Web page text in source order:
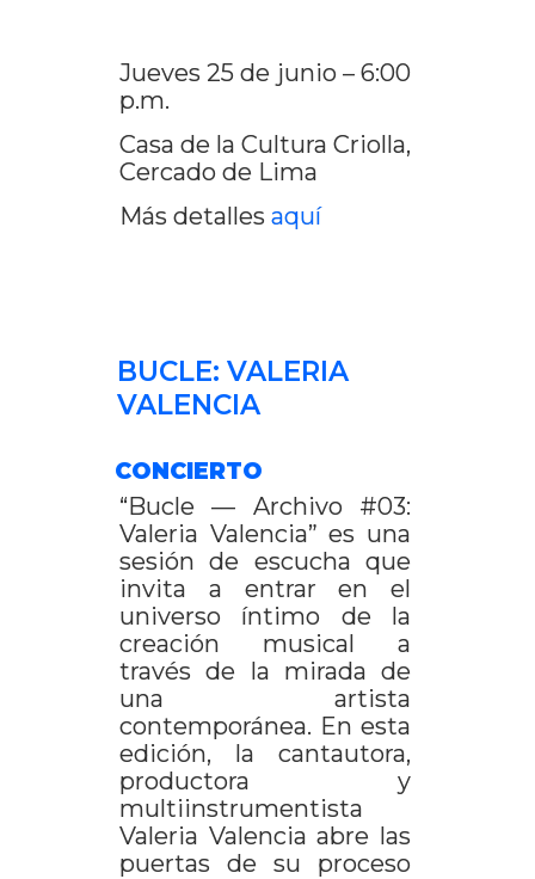
Jueves 25 de junio – 6:00
p.m.
Casa de la Cultura Criolla,
Cercado de Lima
Más detalles aquí
BUCLE: VALERIA
VALENCIA
CONCIERTO
“Bucle — Archivo #03:
Valeria Valencia” es una
sesión de escucha que
invita a entrar en el
universo íntimo de la
creación musical a
través de la mirada de
una artista
contemporánea. En esta
edición, la cantautora,
productora y
multiinstrumentista
Valeria Valencia abre las
puertas de su proceso